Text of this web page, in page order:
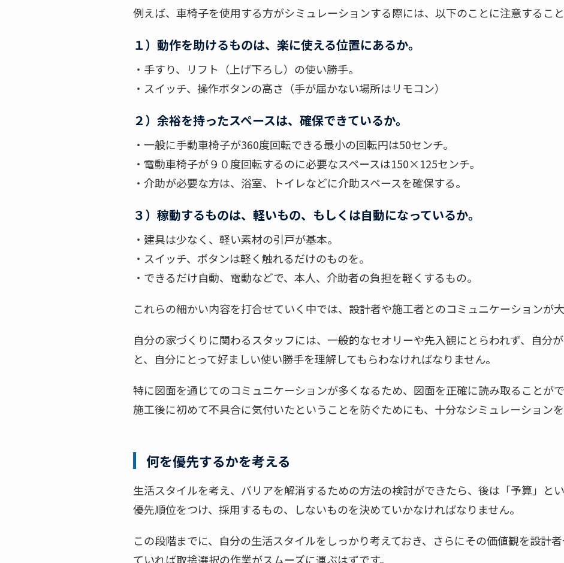
例えば、車椅子を使用する方がシミュレーションする際には、以下のことに注意すること
１）動作を助けるものは、楽に使える位置にあるか。
・手すり、リフト（上げ下ろし）の使い勝手。
・スイッチ、操作ボタンの高さ（手が届かない場所はリモコン）
２）余裕を持ったスペースは、確保できているか。
・一般に手動車椅子が360度回転できる最小の回転円は50センチ。
・電動車椅子が９０度回転するのに必要なスペースは150×125センチ。
・介助が必要な方は、浴室、トイレなどに介助スペースを確保する。
３）稼動するものは、軽いもの、もしくは自動になっているか。
・建具は少なく、軽い素材の引戸が基本。
・スイッチ、ボタンは軽く触れるだけのものを。
・できるだけ自動、電動などで、本人、介助者の負担を軽くするもの。
これらの細かい内容を打合せていく中では、設計者や施工者とのコミュニケーションが大
自分の家づくりに関わるスタッフには、一般的なセオリーや先入観にとらわれず、自分
と、自分にとって好ましい使い勝手を理解してもらわなければなりません。
特に図面を通じてのコミュニケーションが多くなるため、図面を正確に読み取ることがで
施工後に初めて不具合に気付いたということを防ぐためにも、十分なシミュレーションを
何を優先するかを考える
生活スタイルを考え、バリアを解消するための方法の検討ができたら、後は「予算」と
優先順位をつけ、採用するもの、しないものを決めていかなければなりません。
この段階までに、自分の生活スタイルをしっかり考えておき、さらにその価値観を設計
ていれば取捨選択の作業がスムーズに運ぶはずです。